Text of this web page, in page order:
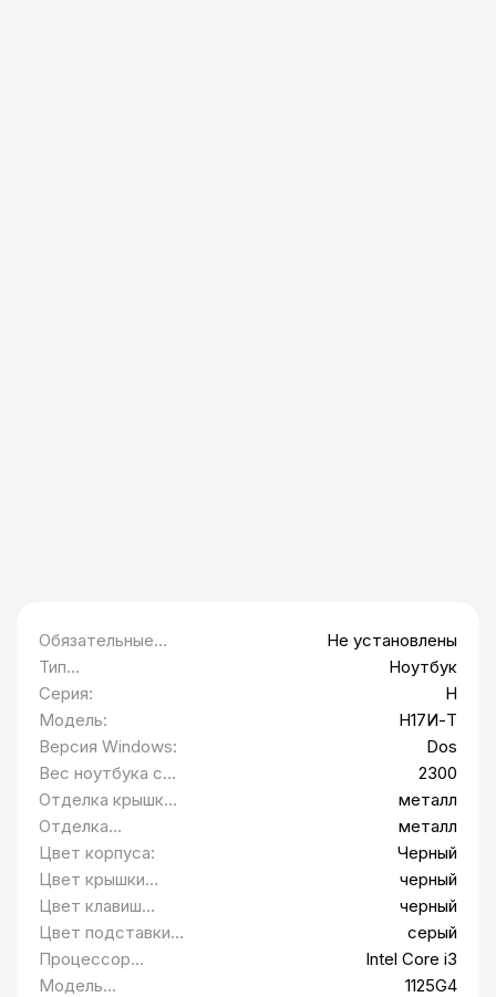
Обязательные
программы
предустановлены
:
Не установлены
Тип
оборудования:
Ноутбук
Серия:
H
Модель:
Н17И-Т
Версия Windows:
Dos
Вес ноутбука с
аккумулятором,
грамм:
2300
Отделка крышки
ноутбука:
металл
Отделка
подставки под
запястья:
металл
Цвет корпуса:
Черный
Цвет крышки
ноутбука:
черный
Цвет клавиш
ноутбука:
черный
Цвет подставки
под запястья:
серый
Процессор
ноутбука:
Intel Core i3
Модель
1125G4